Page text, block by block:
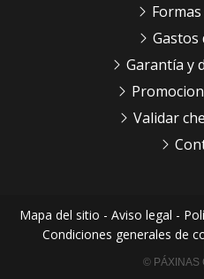
Gastos
Garantía y
Validar
Mapa del sitio - Aviso legal -
Condiciones generales de
© PÁXINAS